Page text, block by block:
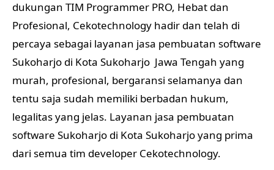
dukungan TIM Programmer PRO, Hebat dan
Profesional, Cekotechnology hadir dan telah di
percaya sebagai layanan jasa pembuatan software
Sukoharjo di Kota Sukoharjo Jawa Tengah yang
murah, profesional, bergaransi selamanya dan
tentu saja sudah memiliki berbadan hukum,
legalitas yang jelas. Layanan jasa pembuatan
software Sukoharjo di Kota Sukoharjo yang prima
dari semua tim developer Cekotechnology.